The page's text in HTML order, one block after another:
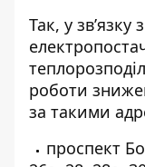
Так, у зв’язку
роботи
за такими
проспект